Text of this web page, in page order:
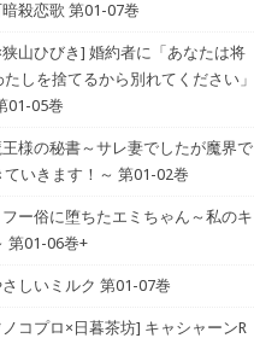
殺恋歌 第01-07巻
山ひびき] 婚約者に「あなたは将
しを捨てるから別れてください」
01-05巻
様の秘書～サレ妻でしたが魔界で
いきます！～ 第01-02巻
ー俗に堕ちたエミちゃん～私のキ
第01-06巻+
しいミルク 第01-07巻
コプロ×日暮茶坊] キャシャーンR